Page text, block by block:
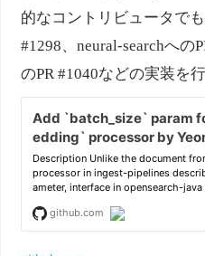
的なコントリビュータで
#1298、neural-searchへの
のPR #1040などの実装を